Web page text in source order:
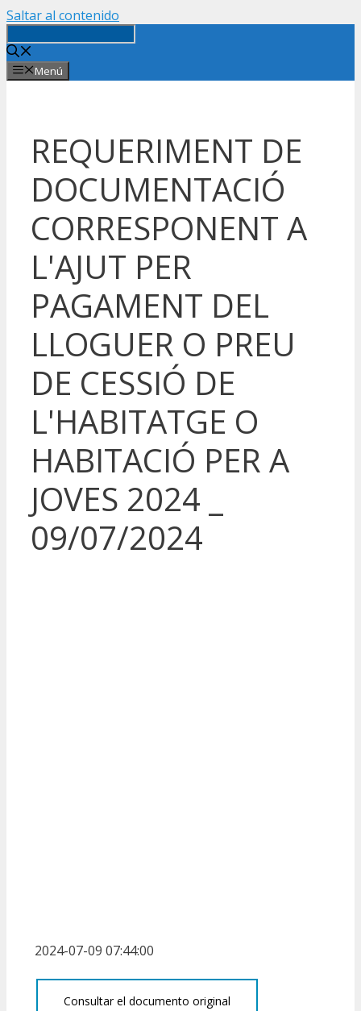
Saltar al contenido
Menú
REQUERIMENT DE
DOCUMENTACIÓ
CORRESPONENT A
L'AJUT PER
PAGAMENT DEL
LLOGUER O PREU
DE CESSIÓ DE
L'HABITATGE O
HABITACIÓ PER A
JOVES 2024 _
09/07/2024
2024-07-09 07:44:00
Consultar el documento original